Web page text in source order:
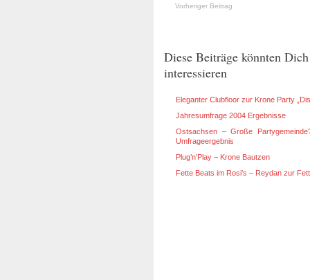
Vorheriger Beitrag
Diese Beiträge könnten
interessieren
Eleganter Clubfloor zur Krone Party
Jahresumfrage 2004 Ergebnisse
Ostsachsen – Große
Umfrageergebnis
Plug’n’Play – Krone Bautzen
Fette Beats im Rosi’s – Reydan zur